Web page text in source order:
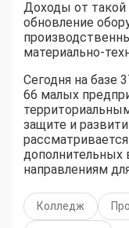
Доходы от такой
обновление
материально-
Сегодня на базе
66 малых
защите и
дополнительных
направлениям
Колледж